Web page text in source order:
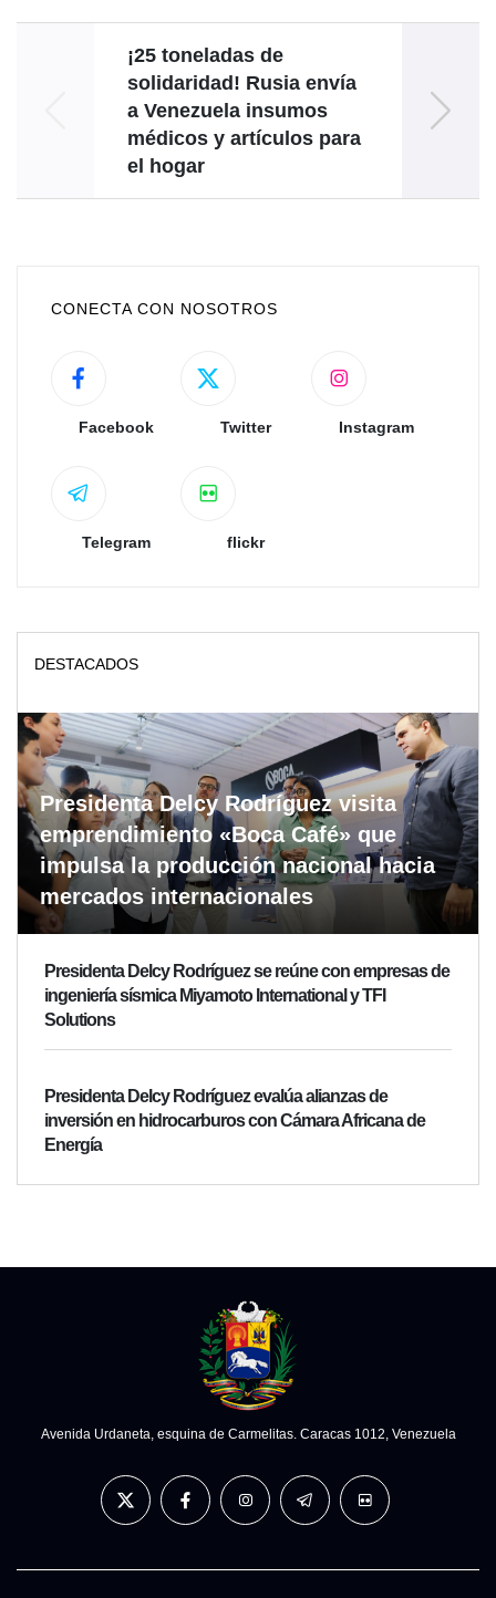
¡25 toneladas de
solidaridad! Rusia envía
a Venezuela insumos
médicos y artículos para
el hogar
Omar
CONECTA CON NOSOTROS
Facebook Twitter Instagram
Telegram flickr
DESTACADOS
Presidenta Delcy Rodríguez visita
emprendimiento «Boca Café» que
impulsa la producción nacional hacia
mercados internacionales
Presidenta Delcy Rodríguez se reúne con empresas de
ingeniería sísmica Miyamoto International y TFI
Solutions
Presidenta Delcy Rodríguez evalúa alianzas de
inversión en hidrocarburos con Cámara Africana de
Energía
Avenida Urdaneta, esquina de Carmelitas. Caracas 1012, Venezuela